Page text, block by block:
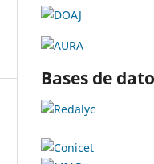
Bases de